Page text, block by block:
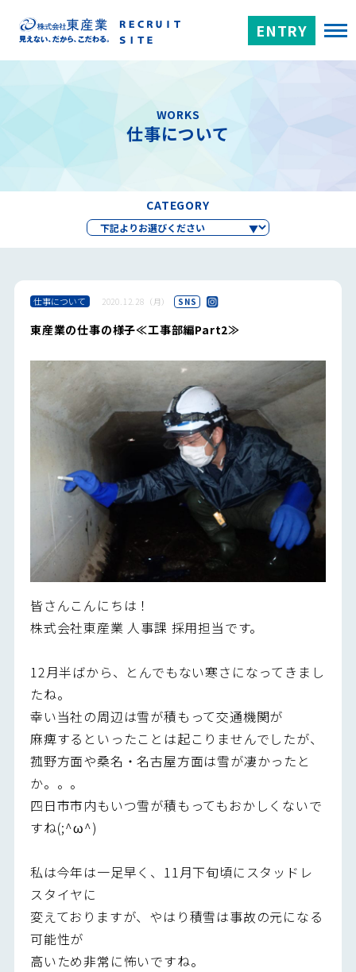
ENTRY
WORKS
仕事について
CATEGORY
仕事について 2020.12.28（月） SNS
東産業の仕事の様子≪工事部編Part2≫
皆さんこんにちは！
株式会社東産業 人事課 採用担当です。
12月半ばから、とんでもない寒さになってきまし
たね。
幸い当社の周辺は雪が積もって交通機関が
麻痺するといったことは起こりませんでしたが、
菰野方面や桑名・名古屋方面は雪が凄かったと
か。。。
四日市市内もいつ雪が積もってもおかしくないで
すね(;^ω^)
私は今年は一足早く、11月下旬頃にスタッドレ
スタイヤに
変えておりますが、やはり積雪は事故の元になる
可能性が
高いため非常に怖いですね。